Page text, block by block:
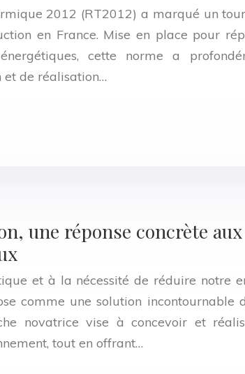
2012 (RT2012) a marqué un
en France. Mise en place pour
cette norme a
et de réalisation…
une réponse concrète
et à la nécessité de réduire notre
comme une solution incontournable
novatrice vise à concevoir et
tout en offrant…